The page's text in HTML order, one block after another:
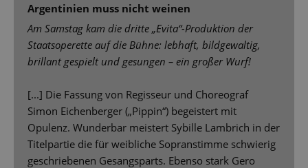
Argentinien muss nicht weinen
Am Samstag kam die dritte „Evita“-Produktion der
Staatsoperette auf die Bühne: lebhaft, bildgewaltig,
brillant gespielt und gesungen – ein großer Wurf!
[...] Die Fassung von Regisseur und Choreograf
Simon Eichenberger („Pippin“) begeistert mit
Opulenz. Wunderbar meistert Sybille Lambrich in der
Titelpartie die für weibliche Sopranstimme schwierig
geschriebenen Gesangsparts. Ebenso stark Gero